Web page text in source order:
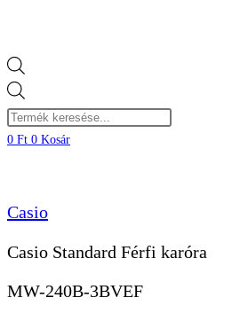
search
0 Ft 0 Kosár
Casio
Casio Standard Férfi karóra
MW-240B-3BVEF